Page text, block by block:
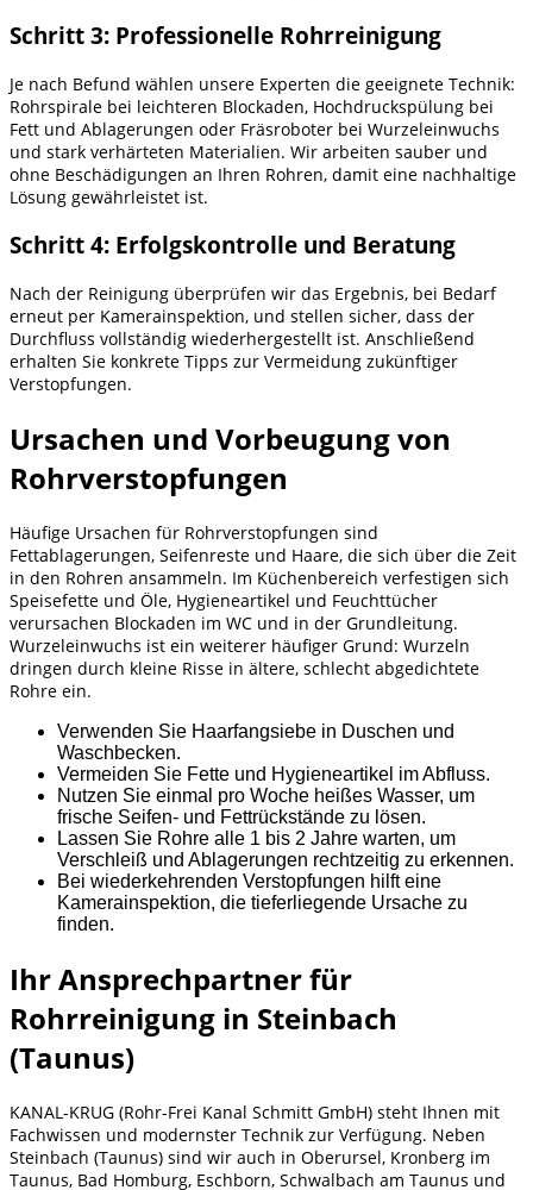
Schritt 3: Professionelle Rohrreinigung
Je nach Befund wählen unsere Experten die geeignete Technik:
Rohrspirale bei leichteren Blockaden, Hochdruckspülung bei
Fett und Ablagerungen oder Fräsroboter bei Wurzeleinwuchs
und stark verhärteten Materialien. Wir arbeiten sauber und
ohne Beschädigungen an Ihren Rohren, damit eine nachhaltige
Lösung gewährleistet ist.
Schritt 4: Erfolgskontrolle und Beratung
Nach der Reinigung überprüfen wir das Ergebnis, bei Bedarf
erneut per Kamerainspektion, und stellen sicher, dass der
Durchfluss vollständig wiederhergestellt ist. Anschließend
erhalten Sie konkrete Tipps zur Vermeidung zukünftiger
Verstopfungen.
Ursachen und Vorbeugung von
Rohrverstopfungen
Häufige Ursachen für Rohrverstopfungen sind
Fettablagerungen, Seifenreste und Haare, die sich über die Zeit
in den Rohren ansammeln. Im Küchenbereich verfestigen sich
Speisefette und Öle, Hygieneartikel und Feuchttücher
verursachen Blockaden im WC und in der Grundleitung.
Wurzeleinwuchs ist ein weiterer häufiger Grund: Wurzeln
dringen durch kleine Risse in ältere, schlecht abgedichtete
Rohre ein.
Verwenden Sie Haarfangsiebe in Duschen und
Waschbecken.
Vermeiden Sie Fette und Hygieneartikel im Abfluss.
Nutzen Sie einmal pro Woche heißes Wasser, um
frische Seifen- und Fettrückstände zu lösen.
Lassen Sie Rohre alle 1 bis 2 Jahre warten, um
Verschleiß und Ablagerungen rechtzeitig zu erkennen.
Bei wiederkehrenden Verstopfungen hilft eine
Kamerainspektion, die tieferliegende Ursache zu
finden.
Ihr Ansprechpartner für
Rohrreinigung in Steinbach
(Taunus)
KANAL-KRUG (Rohr-Frei Kanal Schmitt GmbH) steht Ihnen mit
Fachwissen und modernster Technik zur Verfügung. Neben
Steinbach (Taunus) sind wir auch in Oberursel, Kronberg im
Taunus, Bad Homburg, Eschborn, Schwalbach am Taunus und